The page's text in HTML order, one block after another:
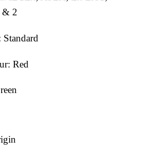
& 2
Red